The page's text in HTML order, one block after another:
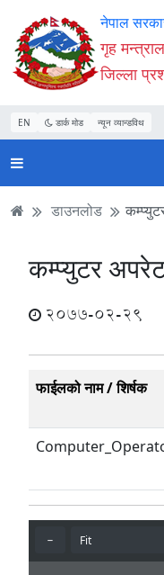
Accessibility
Mode
सुरु
गर्नुहोस्
सामाग्री
पढ्नुहाेस्
नेभिगेसन
पढ्नुहाेस्
वेबसाइट
खोजमा
जानुहोस्
नेपाल
गृह
जिल्ला
EN डार्क मोड न्यून व्यान्डविथ
डाउनलोड
कम्प्युटर
2077-02-29
फाईलको नाम / शिर्षक